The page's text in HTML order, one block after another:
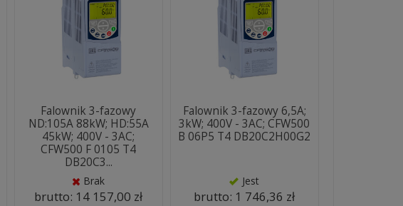
Falownik 3-fazowy
ND:105A 88kW; HD:55A
45kW; 400V - 3AC;
CFW500 F 0105 T4
DB20C3...
Brak
brutto: 14 157,00 zł
Falownik 3-fazowy 6,5A;
3kW; 400V - 3AC; CFW500
B 06P5 T4 DB20C2H00G2
Jest
brutto: 1 746,36 zł